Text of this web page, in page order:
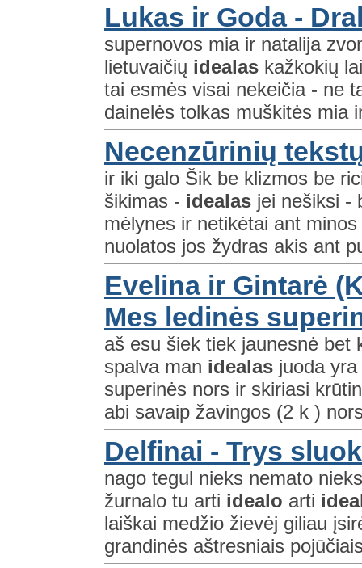
Lukas ir Goda -
supernovos mia ir natalija
lietuvaičių idealas kažkokių
tai esmės visai nekeičia - ne
dainelės tolkas muškitės mia
Necenzūrinių
ir iki galo Šik be klizmos be
šikimas - idealas jei nešiksi -
mėlynes ir netikėtai ant
nuolatos jos žydras akis ant
Evelina ir Gintarė
Mes ledinės
aš esu šiek tiek jaunesnė bet
spalva man idealas juoda
superinės nors ir skiriasi
abi savaip žavingos (2 k )
Delfinai - Trys
nago tegul nieks nemato
žurnalo tu arti idealo arti
laiškai medžio žievėj giliau
grandinės aštresniais